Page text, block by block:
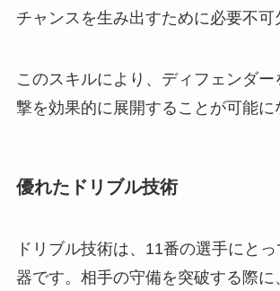
チャンスを生み出すために必要不可
このスキルにより、ディフェンダ
撃を効果的に展開することが可能に
優れたドリブル技術
ドリブル技術は、11番の選手にと
器です。相手の守備を突破する際に